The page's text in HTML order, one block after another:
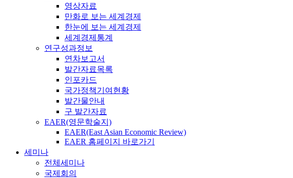
영상자료
만화로 보는 세계경제
한눈에 보는 세계경제
세계경제통계
연구성과정보
연차보고서
발간자료목록
인포카드
국가정책기여현황
발간물안내
구 발간자료
EAER(영문학술지)
EAER(East Asian Economic Review)
EAER 홈페이지 바로가기
세미나
전체세미나
국제회의